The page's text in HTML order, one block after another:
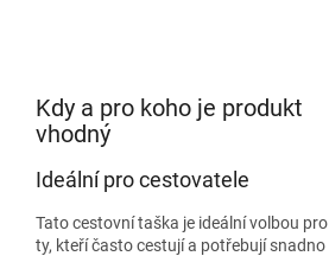
Kdy a pro koho je produkt
vhodný
Ideální pro cestovatele
Tato cestovní taška je ideální volbou pro
ty, kteří často cestují a potřebují snadno